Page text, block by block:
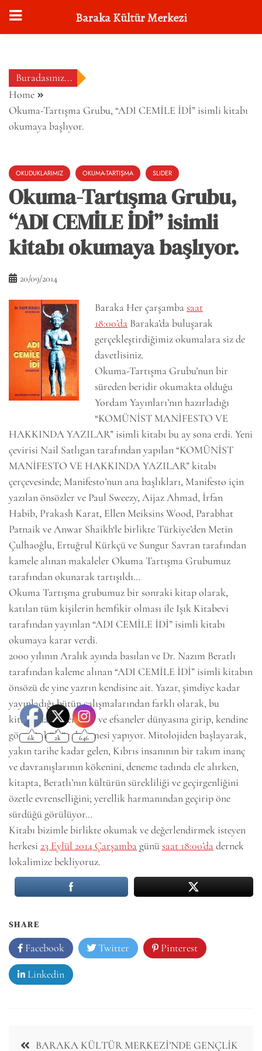
contentBuradasınız...
Home
Okuma-Tartışma Grubu, “ADI CEMİLE İDİ” isimli kitabı
okumaya başlıyor.
OKUDUKLARIMIZ OKUMA-TARTIŞMA SLIDER
Okuma-Tartışma Grubu,
“ADI CEMİLE İDİ” isimli
kitabı okumaya başlıyor.
20/09/2014
Baraka Her çarşambasaat
18:00’da Baraka’da buluşarak
gerçekleştirdiğimiz okumalara siz de
davetlisiniz.
Okuma-Tartışma Grubu’nun bir
süreden beridir okumakta olduğu
Yordam Yayınları’nın hazırladığı
“KOMÜNİST MANİFESTO VE
HAKKINDA YAZILAR” isimli kitabı bu ay sona erdi. Yeni
çevirisi Nail Satlıgan tarafından yapılan “KOMÜNİST
MANİFESTO VE HAKKINDA YAZILAR” kitabı
çerçevesinde; Manifesto’nun ana başlıkları, Manifesto için
yazılan önsözler ve Paul Sweezy, Aijaz Ahmad, İrfan
Habib, Prakash Karat, Ellen Meiksins Wood, Parabhat
Patnaik ve Anwar Shaikh‘le birlikte Türkiye’den Metin
Çulhaoğlu, Ertuğrul Kürkçü ve Sungur Savran tarafından
kamele alınan makaleler Okuma Tartışma Grubumuz
tarafından okunarak tartışıldı…
Okuma Tartışma grubumuz bir sonraki kitap olarak,
katılan tüm kişilerin hemfikir olması ile Işık Kitabevi
tarafından yayınlan “ADI CEMİLE İDİ” isimli kitabı
okumaya karar verdi.
2000 yılının Aralık ayında basılan ve Dr. Nazım Beratlı
tarafından kaleme alınan “ADI CEMİLE İDİ” isimli kitabın
önsözü de yine yazrın kendisine ait. Yazar, şimdiye kadar
yayınladığı bütün çalışmalarından farklı olarak, bu
kitabında söylenceler ve efsaneler dünyasına girip, kendine
göre bir kültür denemesi yapıyor. Mitolojiden başlayarak,
yakın tarihe kadar gelen, Kıbrıs insanının bir takım inanç
ve davranışlarının kökenini, deneme tadında ele alırken,
kitapta, Beratlı’nın kültürün sürekliliği ve geçirgenliğini
özetle evrenselliğini; yerellik harmanından geçirip öne
sürdüğü görülüyor…
Kitabı bizimle birlikte okumak ve değerlendirmek isteyen
herkesi 23 Eylül 2014 Çarşamba günüsaat 18:00’dadernek
lokalimize bekliyoruz.
SHARE
Facebook Twitter Pinterest
Linkedin
Post BARAKA KÜLTÜR MERKEZİ’NDE GENÇLİK
6k 2k
Baraka Kültür Merkezi